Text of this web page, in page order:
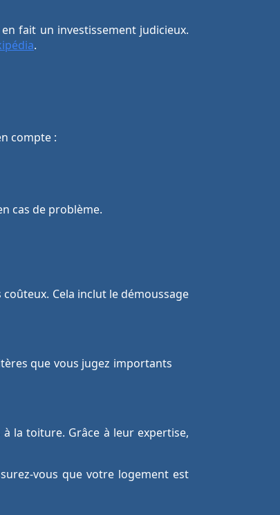
fait un investissement judicieux.
.
compte :
cas de problème.
Cela inclut le démoussage
que vous jugez importants
la toiture. Grâce à leur expertise,
vous que votre logement est